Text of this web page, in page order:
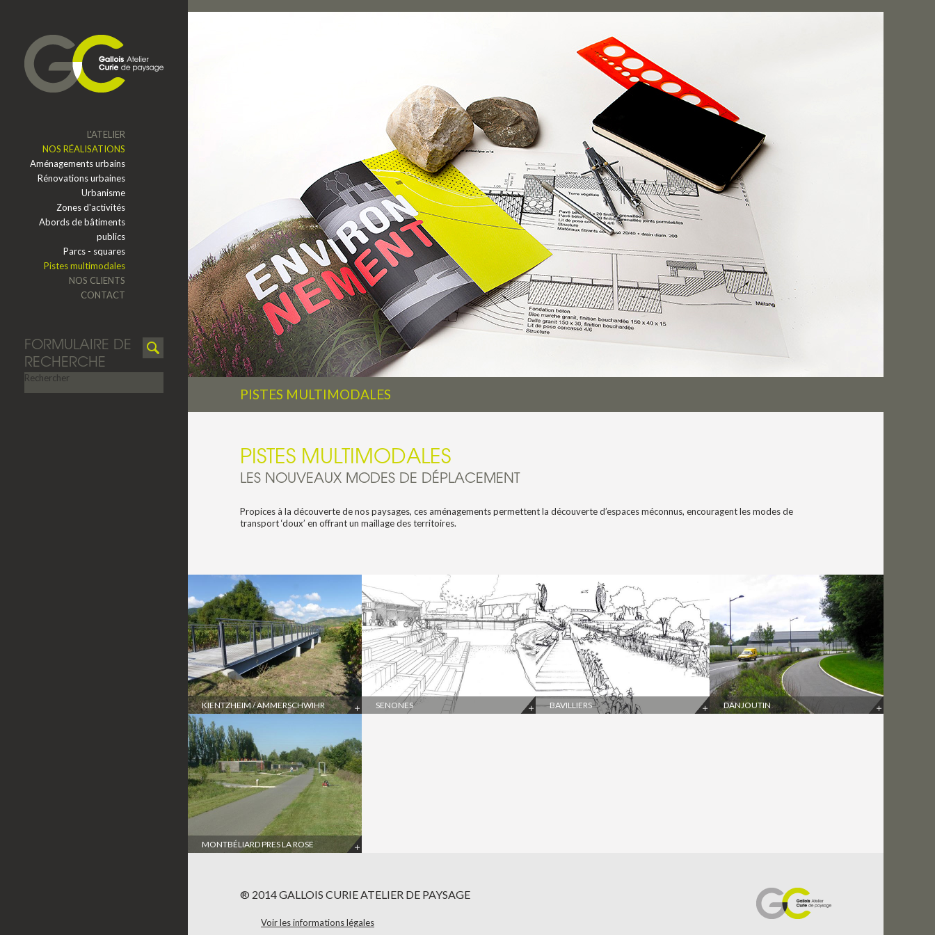
L'ATELIER
NOS RÉALISATIONS
Aménagements urbains
Rénovations urbaines
Urbanisme
Zones d'activités
Abords de bâtiments
publics
Parcs - squares
Pistes multimodales
NOS CLIENTS
CONTACT
FORMULAIRE DE
RECHERCHE
Rechercher
PISTES MULTIMODALES
PISTES MULTIMODALES
LES NOUVEAUX MODES DE DÉPLACEMENT
Propices à la découverte de nos paysages, ces aménagements permettent la découverte d’espaces méconnus, encouragent les modes de
transport ‘doux’ en offrant un maillage des territoires.
KIENTZHEIM / AMMERSCHWIHR SENONES BAVILLIERS DANJOUTIN
MONTBÉLIARD PRES LA ROSE
® 2014 GALLOIS CURIE ATELIER DE PAYSAGE
Voir les informations légales